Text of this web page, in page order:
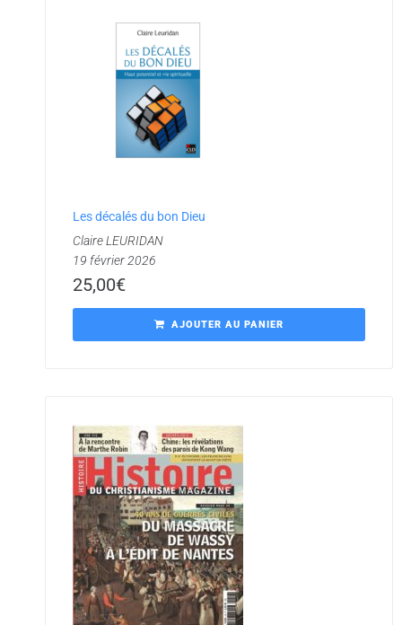
Les décalés du bon Dieu
Claire LEURIDAN
19 février 2026
25,00€
AJOUTER AU PANIER